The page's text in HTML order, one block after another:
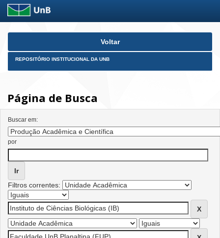
Skip
Voltar
REPOSITÓRIO INSTITUCIONAL DA UNB
Página de Busca
Buscar em:
por
Filtros correntes: